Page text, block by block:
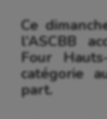
Ce
l’ASCBB
Four
catégorie
part.